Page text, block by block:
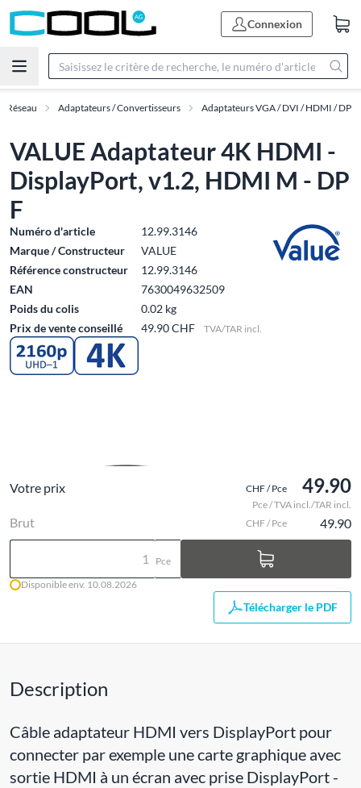
Connexion
Réseau Adaptateurs / Convertisseurs Adaptateurs VGA / DVI / HDMI / DP
VALUE Adaptateur 4K HDMI -
DisplayPort, v1.2, HDMI M - DP
F
Numéro d'article
12.99.3146
Marque / Constructeur
VALUE
Référence constructeur
12.99.3146
EAN
7630049632509
Poids du colis
0.02 kg
Prix de vente conseillé
49.90 CHF TVA/TAR incl.
Votre prix CHF / Pce 49.90
Pce / TVA incl./TAR incl.
Brut CHF / Pce 49.90
Pce
Disponible env. 10.08.2026
Télécharger le PDF
Description
Câble adaptateur HDMI vers DisplayPort pour
connecter par exemple une carte graphique avec
sortie HDMI à un écran avec prise DisplayPort -